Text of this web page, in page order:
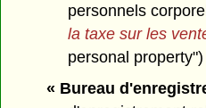
personnels
la taxe sur les
personal property")
« Bureau